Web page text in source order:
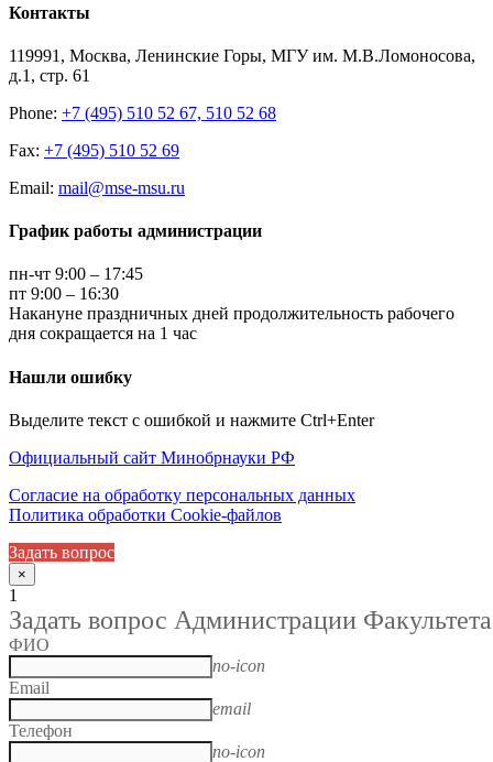
Контакты
119991, Москва, Ленинские Горы, МГУ им. М.В.Ломоносова,
д.1, стр. 61
Phone: +7 (495) 510 52 67, 510 52 68
Fax: +7 (495) 510 52 69
Email: mail@mse-msu.ru
График работы администрации
пн-чт 9:00 – 17:45
пт 9:00 – 16:30
Накануне праздничных дней продолжительность рабочего
дня сокращается на 1 час
Нашли ошибку
Выделите текст с ошибкой и нажмите Ctrl+Enter
Официальный сайт Минобрнауки РФ
Согласие на обработку персональных данных
Политика обработки Cookie-файлов
Задать вопрос
×
1
Задать вопрос Администрации Факультета
ФИО
no-icon
Email
email
Телефон
no-icon